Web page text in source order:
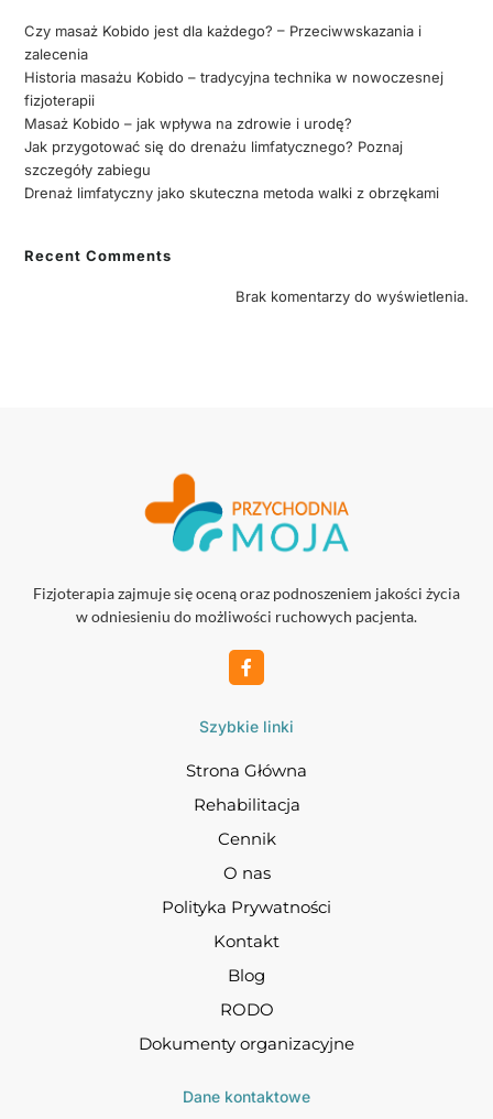
Czy masaż Kobido jest dla każdego? – Przeciwwskazania i
zalecenia
Historia masażu Kobido – tradycyjna technika w nowoczesnej
fizjoterapii
Masaż Kobido – jak wpływa na zdrowie i urodę?
Jak przygotować się do drenażu limfatycznego? Poznaj
szczegóły zabiegu
Drenaż limfatyczny jako skuteczna metoda walki z obrzękami
Recent Comments
Brak komentarzy do wyświetlenia.
Fizjoterapia zajmuje się oceną oraz podnoszeniem jakości życia
w odniesieniu do możliwości ruchowych pacjenta.
Szybkie linki
Strona Główna
Rehabilitacja
Cennik
O nas
Polityka Prywatności
Kontakt
Blog
RODO
Dokumenty organizacyjne
Dane kontaktowe